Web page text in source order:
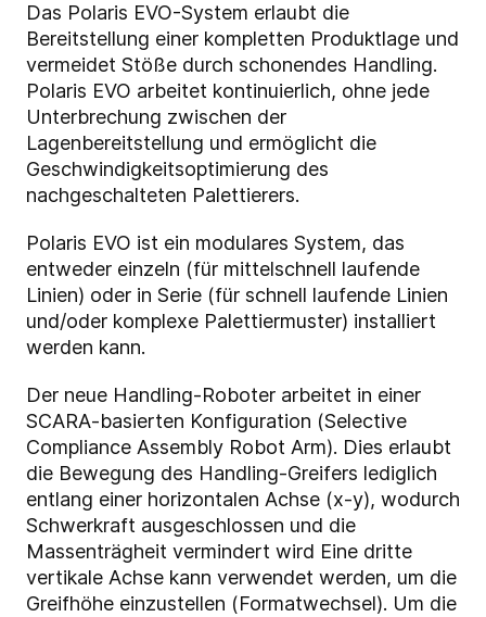
Das Polaris EVO-System erlaubt die
Bereitstellung einer kompletten Produktlage und
vermeidet Stöße durch schonendes Handling.
Polaris EVO arbeitet kontinuierlich, ohne jede
Unterbrechung zwischen der
Lagenbereitstellung und ermöglicht die
Geschwindigkeitsoptimierung des
nachgeschalteten Palettierers.
Polaris EVO ist ein modulares System, das
entweder einzeln (für mittelschnell laufende
Linien) oder in Serie (für schnell laufende Linien
und/oder komplexe Palettiermuster) installiert
werden kann.
Der neue Handling-Roboter arbeitet in einer
SCARA-basierten Konfiguration (Selective
Compliance Assembly Robot Arm). Dies erlaubt
die Bewegung des Handling-Greifers lediglich
entlang einer horizontalen Achse (x-y), wodurch
Schwerkraft ausgeschlossen und die
Massenträgheit vermindert wird Eine dritte
vertikale Achse kann verwendet werden, um die
Greifhöhe einzustellen (Formatwechsel). Um die